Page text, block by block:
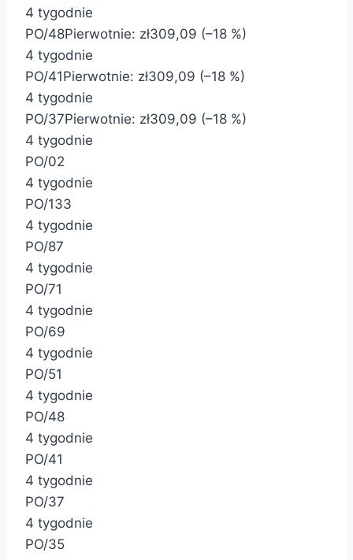
4 tygodnie
PO/48Pierwotnie: zł309,09 (–18 %)
4 tygodnie
PO/41Pierwotnie: zł309,09 (–18 %)
4 tygodnie
PO/37Pierwotnie: zł309,09 (–18 %)
4 tygodnie
PO/02
4 tygodnie
PO/133
4 tygodnie
PO/87
4 tygodnie
PO/71
4 tygodnie
PO/69
4 tygodnie
PO/51
4 tygodnie
PO/48
4 tygodnie
PO/41
4 tygodnie
PO/37
4 tygodnie
PO/35